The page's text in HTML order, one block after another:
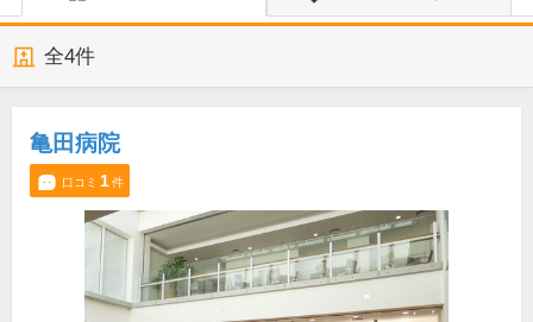
全4件
亀田病院
口コミ 1件